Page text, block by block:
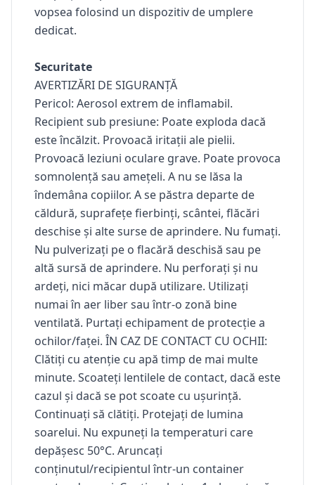
vopsea folosind un dispozitiv de umplere
dedicat.
Securitate
AVERTIZĂRI DE SIGURANȚĂ
Pericol: Aerosol extrem de inflamabil.
Recipient sub presiune: Poate exploda dacă
este încălzit. Provoacă iritații ale pielii.
Provoacă leziuni oculare grave. Poate provoca
somnolență sau amețeli. A nu se lăsa la
îndemâna copiilor. A se păstra departe de
căldură, suprafețe fierbinți, scântei, flăcări
deschise și alte surse de aprindere. Nu fumați.
Nu pulverizați pe o flacără deschisă sau pe
altă sursă de aprindere. Nu perforați și nu
ardeți, nici măcar după utilizare. Utilizați
numai în aer liber sau într-o zonă bine
ventilată. Purtați echipament de protecție a
ochilor/faței. ÎN CAZ DE CONTACT CU OCHII:
Clătiți cu atenție cu apă timp de mai multe
minute. Scoateți lentilele de contact, dacă este
cazul și dacă se pot scoate cu ușurință.
Continuați să clătiți. Protejați de lumina
soarelui. Nu expuneți la temperaturi care
depășesc 50°C. Aruncați
conținutul/recipientul într-un container